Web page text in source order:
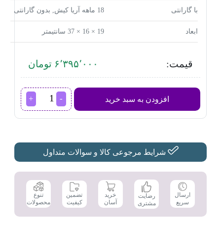
با گارانتی
ابعاد
قیمت: ۶٬۳۹۵٬۰۰۰ تومان
افزودن به سبد خرید
مخلوط
کن
عدد
شرایط مرجوعی کالا و سوالات متداول
ارسال
سریع
رضایت
مشتری
خرید
آسان
تضمین
کیفیت
تنوع
محصولات